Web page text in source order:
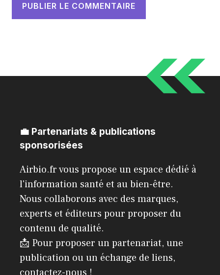
💼 Partenariats & publications
sponsorisées
Airbio.fr vous propose un espace dédié à
l'information santé et au bien-être.
Nous collaborons avec des marques,
experts et éditeurs pour proposer du
contenu de qualité.
📩 Pour proposer un partenariat, une
publication ou un échange de liens,